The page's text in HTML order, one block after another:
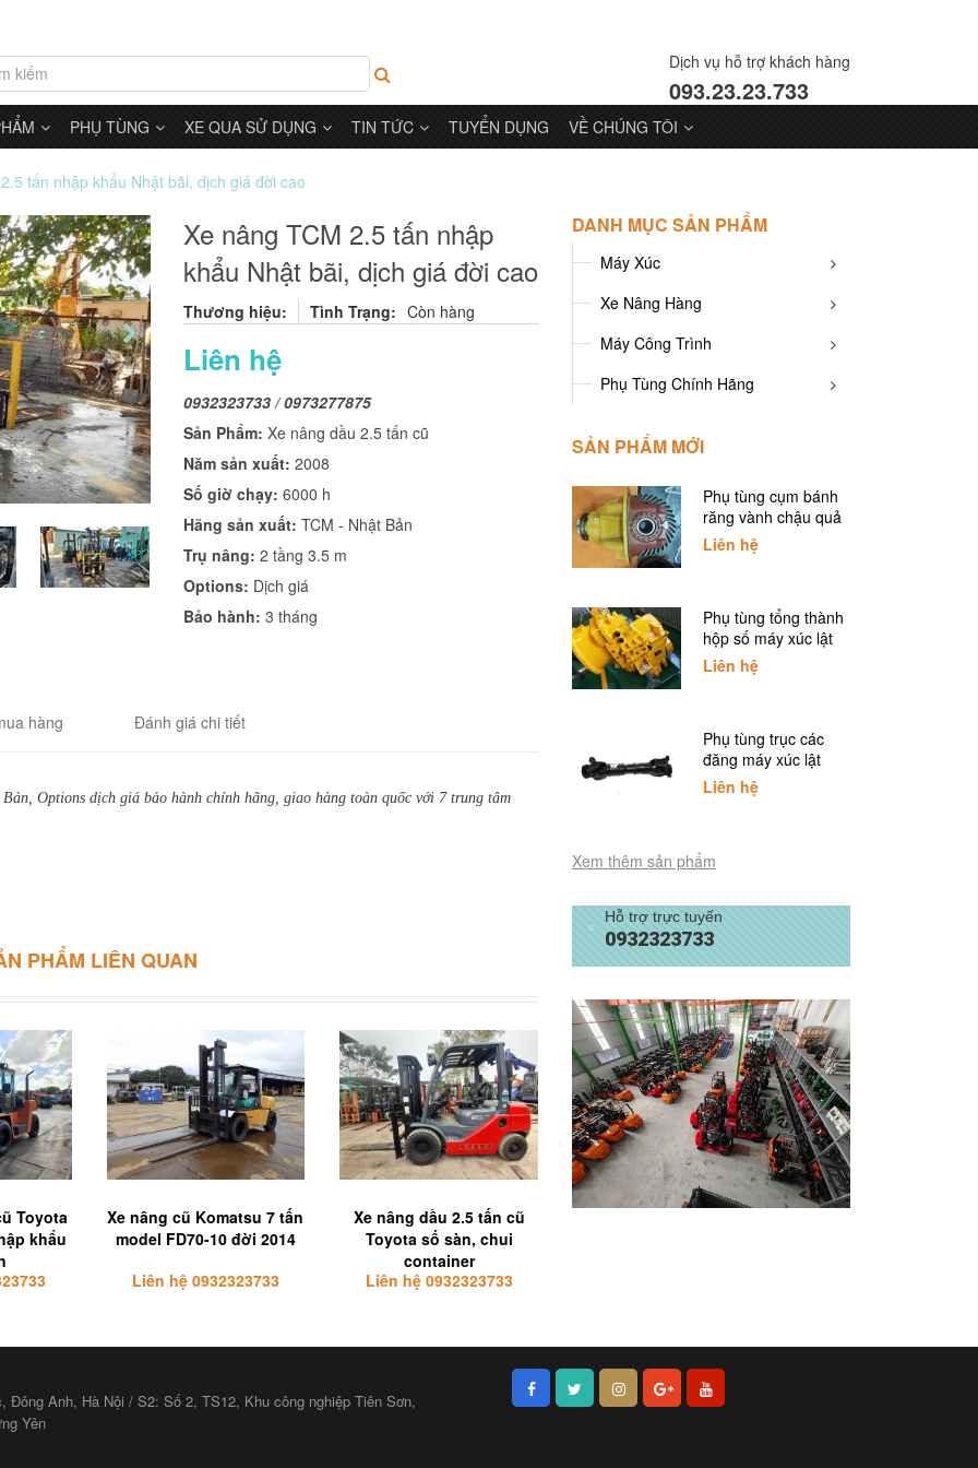
Dịch vụ hỗ trợ khách hàng
093.23.23.733
PHỤ TÙNG XE QUA SỬ DỤNG TIN TỨC TUYỂN DỤNG VỀ CHÚNG TÔI
tấn nhập khẩu Nhật bãi, dịch giá đời cao
Xe nâng TCM 2.5 tấn nhập
khẩu Nhật bãi, dịch giá đời cao
Thương hiệu: Tình Trạng: Còn hàng
Liên hệ
0932323733 / 0973277875
Sản Phẩm: Xe nâng dầu 2.5 tấn cũ
Năm sản xuất: 2008
Số giờ chạy: 6000 h
Hãng sản xuất: TCM - Nhật Bản
Trụ nâng: 2 tầng 3.5 m
Options: Dịch giá
Bảo hành: 3 tháng
hàng Đánh giá chi tiết
Options dịch giá bảo hành chính hãng, giao hàng toàn quốc với 7 trung tâm
PHẨM LIÊN QUAN
Toyota
khẩu
Xe nâng cũ Komatsu 7 tấn
model FD70-10 đời 2014
Liên hệ 0932323733
Xe nâng dầu 2.5 tấn cũ
Toyota số sàn, chui
container
Liên hệ 0932323733
DANH MỤC SẢN PHẨM
Máy Xúc
Xe Nâng Hàng
Máy Công Trình
Phụ Tùng Chính Hãng
SẢN PHẨM MỚI
Phụ tùng cụm bánh
răng vành chậu quả
dứa xúc lật SDLG
Liên hệ
Phụ tùng tổng thành
hộp số máy xúc lật
SDLG
Liên hệ
Phụ tùng trục các
đăng máy xúc lật
SDLG
Liên hệ
Xem thêm sản phẩm
Hỗ trợ trực tuyến
0932323733
Anh, Hà Nội / S2: Số 2, TS12, Khu công nghiệp Tiên Sơn,
Yên